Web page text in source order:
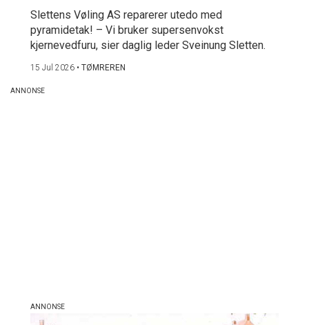
Slettens Vøling AS reparerer utedo med
pyramidetak! – Vi bruker supersenvokst
kjernevedfuru, sier daglig leder Sveinung Sletten.
15 Jul 2026 • TØMREREN